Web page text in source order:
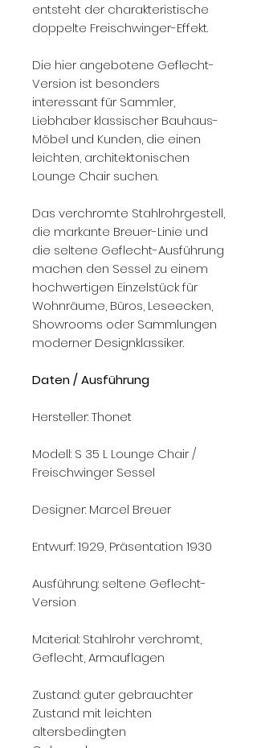
entsteht der charakteristische
doppelte Freischwinger-Effekt.
Die hier angebotene Geflecht-
Version ist besonders
interessant für Sammler,
Liebhaber klassischer Bauhaus-
Möbel und Kunden, die einen
leichten, architektonischen
Lounge Chair suchen.
Das verchromte Stahlrohrgestell,
die markante Breuer-Linie und
die seltene Geflecht-Ausführung
machen den Sessel zu einem
hochwertigen Einzelstück für
Wohnräume, Büros, Leseecken,
Showrooms oder Sammlungen
moderner Designklassiker.
Daten / Ausführung
Hersteller: Thonet
Modell: S 35 L Lounge Chair /
Freischwinger Sessel
Designer: Marcel Breuer
Entwurf: 1929, Präsentation 1930
Ausführung: seltene Geflecht-
Version
Material: Stahlrohr verchromt,
Geflecht, Armauflagen
Zustand: guter gebrauchter
Zustand mit leichten
altersbedingten